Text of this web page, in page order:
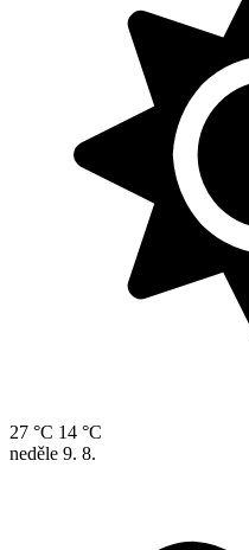
27 °C 14 °C
neděle 9. 8.